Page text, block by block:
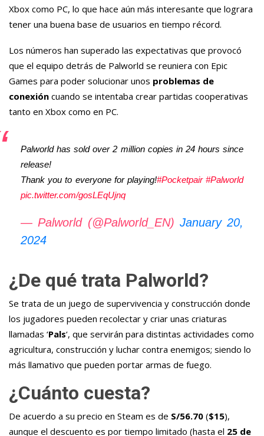
Xbox como PC, lo que hace aún más interesante que lograra
tener una buena base de usuarios en tiempo récord.
Los números han superado las expectativas que provocó
que el equipo detrás de Palworld se reuniera con Epic
Games para poder solucionar unos problemas de
conexión cuando se intentaba crear partidas cooperativas
tanto en Xbox como en PC.
Palworld has sold over 2 million copies in 24 hours since
release!
Thank you to everyone for playing!#Pocketpair #Palworld
pic.twitter.com/gosLEqUjnq
— Palworld (@Palworld_EN) January 20,
2024
¿De qué trata Palworld?
Se trata de un juego de supervivencia y construcción donde
los jugadores pueden recolectar y criar unas criaturas
llamadas ‘Pals‘, que servirán para distintas actividades como
agricultura, construcción y luchar contra enemigos; siendo lo
más llamativo que pueden portar armas de fuego.
¿Cuánto cuesta?
De acuerdo a su precio en Steam es de S/56.70 ($15),
aunque el descuento es por tiempo limitado (hasta el 25 de